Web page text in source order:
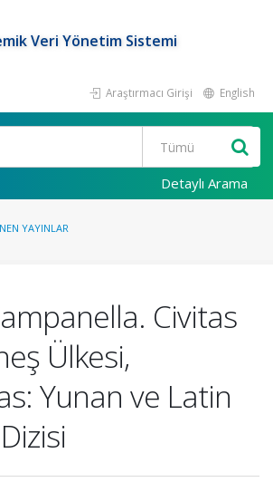
Veri Yönetim Sistemi
Araştırmacı Girişi English
Detaylı Arama
YAYINLAR
Civitas
Ülkesi,
Yunan ve Latin